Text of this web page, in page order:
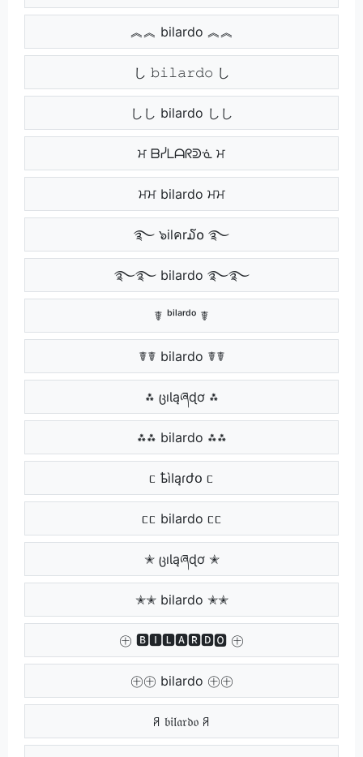
︽︽ bilardo ︽︽
し 𝚋𝚒𝚕𝚊𝚛𝚍𝚘 し
しし bilardo しし
ਮ ᗷᓰᒪᗩᖇᕲᓍ ਮ
ਮਮ bilardo ਮਮ
࿐ ๖ilคr໓໐ ࿐
࿐࿐ bilardo ࿐࿐
☤ ᵇⁱˡᵃʳᵈᵒ ☤
☤☤ bilardo ☤☤
⁂ ცıƖąཞɖơ ⁂
⁂⁂ bilardo ⁂⁂
ᥴ ҍìӀąɾժօ ᥴ
ᥴᥴ bilardo ᥴᥴ
✭ ცıƖąཞɖơ ✭
✭✭ bilardo ✭✭
㊉ 🅱🅸🅻🅰🆁🅳🅾 ㊉
㊉㊉ bilardo ㊉㊉
ꋪ 𝔟𝔦𝔩𝔞𝔯𝔡𝔬 ꋪ